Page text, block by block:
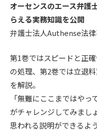
オーセンスのエース弁護
らえる実務知識を公開
弁護士法人Authense法
第1巻ではスピードと正
の処理、第2巻では立退
を解説。
「無難にここまではや
がチャレンジしてみまし
思われる説明ができるよ